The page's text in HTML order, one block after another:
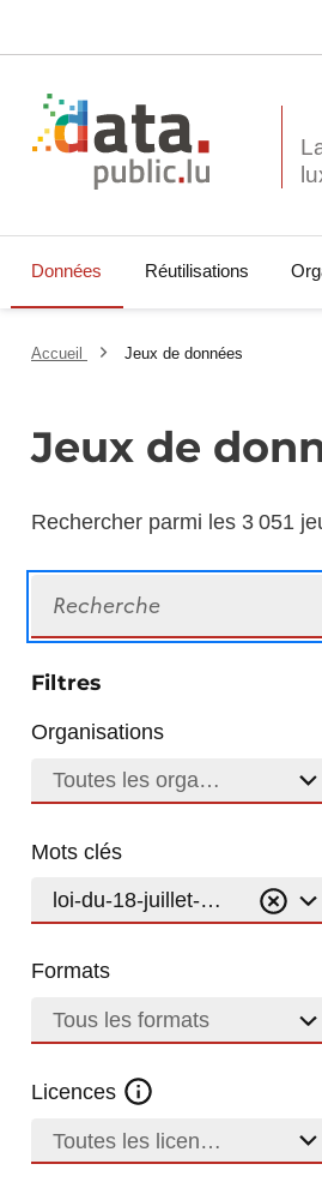
Données Réutilisations
Accueil Jeux de données
Jeux de
Rechercher parmi les 3 051
Filtres
Organisations
Toutes les organisations
Mots clés
loi-du-18-juillet-1983
Formats
Tous les formats
Licences
Toutes les licences